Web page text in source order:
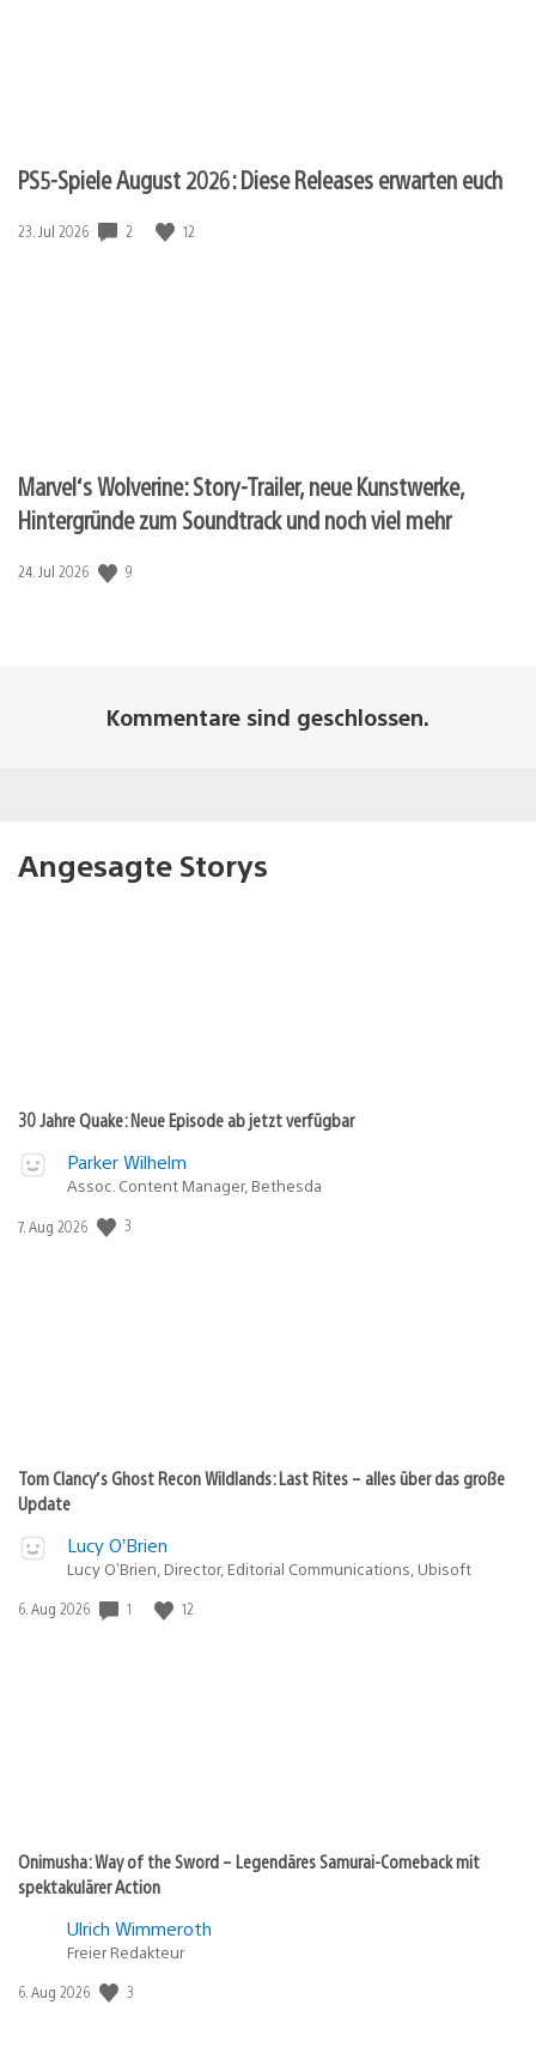
PS5-Spiele August 2026: Diese Releases erwarten euch
Veröffentlichungsdatum:
23. Jul 2026 2 12
Marvel‘s Wolverine: Story-Trailer, neue Kunstwerke,
Hintergründe zum Soundtrack und noch viel mehr
Veröffentlichungsdatum:
24. Jul 2026 9
Kommentare sind geschlossen.
Angesagte Storys
30 Jahre Quake: Neue Episode ab jetzt verfügbar
Parker Wilhelm
Assoc. Content Manager, Bethesda
Veröffentlichungsdatum:
7. Aug 2026 3
Tom Clancy’s Ghost Recon Wildlands: Last Rites – alles über das große
Update
Lucy O’Brien
Lucy O’Brien, Director, Editorial Communications, Ubisoft
Veröffentlichungsdatum:
6. Aug 2026 1 12
Onimusha: Way of the Sword – Legendäres Samurai-Comeback mit
spektakulärer Action
Ulrich Wimmeroth
Freier Redakteur
Veröffentlichungsdatum:
6. Aug 2026 3